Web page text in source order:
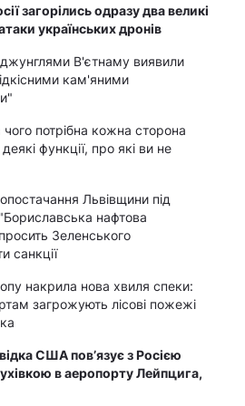
загорілись одразу два великі
українських дронів
джунглями В'єтнаму виявили
кам'яними
потрібна кожна сторона
функції, про які ви не
Львівщини під
нафтова
Зеленського
санкції
накрила нова хвиля спеки:
загрожують лісові пожежі
США пов’язує з Росією
в аеропорту Лейпцига,